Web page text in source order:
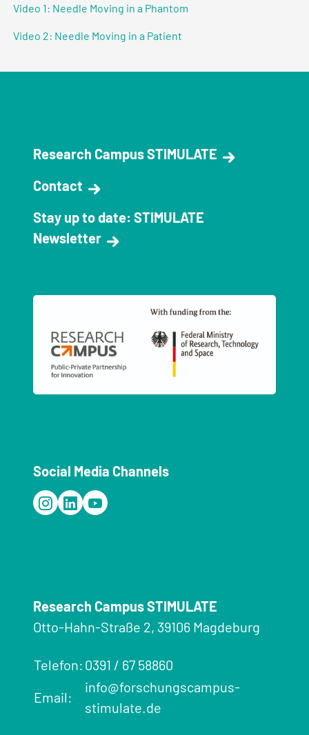
Video 1: Needle Moving in a Phantom
Video 2: Needle Moving in a Patient
Research Campus STIMULATE
Contact
Stay up to date: STIMULATE
Newsletter
Social Media Channels
Research Campus STIMULATE
Otto-Hahn-Straße 2, 39106 Magdeburg
Telefon: 0391 / 67 58860
Email:
info@forschungscampus-
stimulate.de